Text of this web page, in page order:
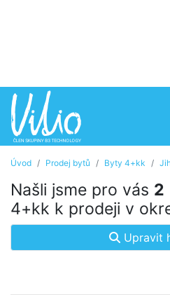
Úvod Prodej bytů Byty 4+kk
Našli jsme pro vás 2
4+kk k prodeji v
Upravit